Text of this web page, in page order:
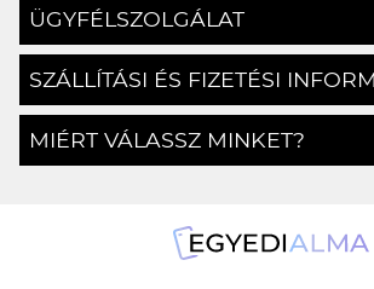
SZÁLLÍTÁSI ÉS FIZETÉSI
MIÉRT VÁLASSZ MINKET?